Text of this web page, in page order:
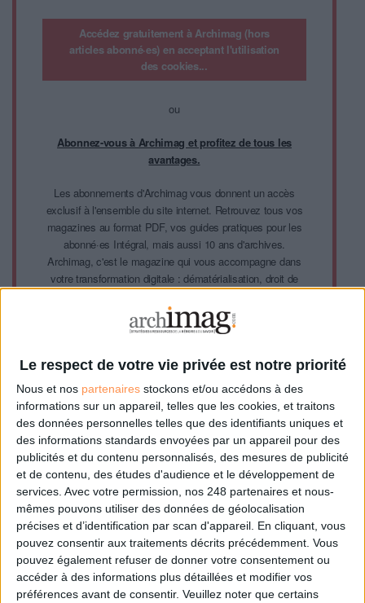
Le respect de votre vie privée est notre priorité
Nous et nos partenaires stockons et/ou accédons à des
informations sur un appareil, telles que les cookies, et traitons
des données personnelles telles que des identifiants uniques et
des informations standards envoyées par un appareil pour des
publicités et du contenu personnalisés, des mesures de publicité
et de contenu, des études d'audience et le développement de
services. Avec votre permission, nos 248 partenaires et nous-
mêmes pouvons utiliser des données de géolocalisation
précises et d’identification par scan d'appareil. En cliquant, vous
pouvez consentir aux traitements décrits précédemment. Vous
pouvez également refuser de donner votre consentement ou
accéder à des informations plus détaillées et modifier vos
préférences avant de consentir. Veuillez noter que certains
Accédez gratuitement à Archimag (hors
articles abonné·es) en acceptant l'utilisation
des cookies...
ou
Abonnez-vous à Archimag et profitez de tous les
avantages.
Les abonnements d'Archimag vous donnent un accès
exclusif à l'ensemble du site internet. Retrouvez tous vos
magazines au format PDF, vos guides pratiques pour les
abonné·es Intégral, mais aussi 10 ans d'archives.
Archimag, c'est le magazine qui vous accompagne dans
votre transformation digitale : dématérialisation, droit de
archivage électronique, data, intelligence artificielle...
Le respect de votre vie privée est notre priorité. Veuillez
personnelles peuvent ne pas nécessiter votre
site Web. Vous pouvez modifier vos préférences en vous
abonnant sur ce site web ou en consultant notre politique
de confidentialité.
Déjà abonné.e ?Connectez-vous
Sur le même sujet:
Quelles ressources en ligne pour les médiathèques ?